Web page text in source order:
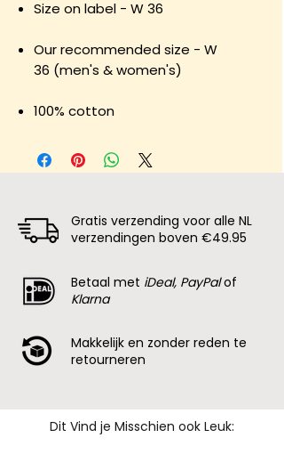
Size on label - W 36
Our recommended size - W
36 (men's & women's)
100% cotton
Gratis verzending voor alle NL
verzendingen boven €49.95
Betaal met iDeal, PayPalof
Klarna
Makkelijk en zonder reden te
retourneren
Dit Vind je Misschien ook Leuk: